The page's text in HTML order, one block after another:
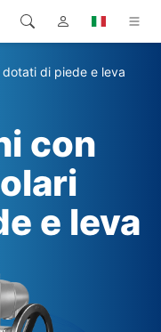
di piede e leva
con
e leva